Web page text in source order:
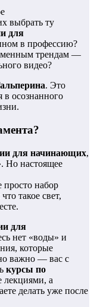
выбрать ту
для
в профессию?
трендам —
видео?
. Это
в осознанного
для начинающих,
Но настоящее
просто набор
такое свет,
для
нет «воды» и
которые
важно — вас с
курсы по
лекциями, а
делать уже после